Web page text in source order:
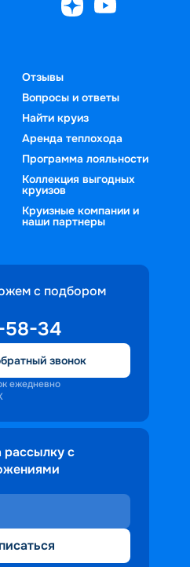
Отзывы
Вопросы и ответы
Найти круиз
Аренда теплохода
Программа лояльности
Коллекция выгодных
круизов
Круизные компании и
наши партнеры
с подбором
58-34
звонок
ежедневно
с